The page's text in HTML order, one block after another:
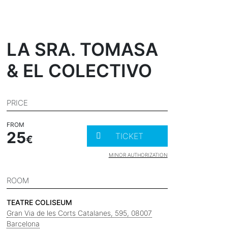
LA SRA. TOMASA
& EL COLECTIVO
PRICE
FROM
25 TICKET
MINOR AUTHORIZATION
ROOM
TEATRE COLISEUM
Gran Via de les Corts Catalanes, 595, 08007
Barcelona